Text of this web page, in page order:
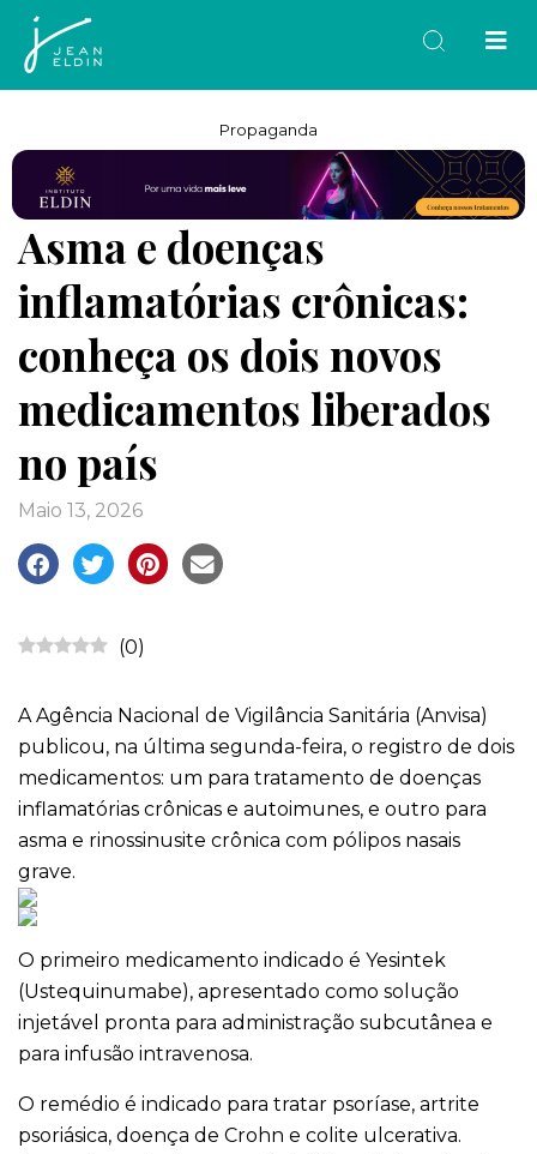
Propaganda
Asma e doenças
inflamatórias crônicas:
conheça os dois novos
medicamentos liberados
no país
maio 13, 2026
(0)
A Agência Nacional de Vigilância Sanitária (Anvisa)
publicou, na última segunda-feira, o registro de dois
medicamentos: um para tratamento de doenças
inflamatórias crônicas e autoimunes, e outro para
asma e rinossinusite crônica com pólipos nasais
grave.
O primeiro medicamento indicado é Yesintek
(Ustequinumabe), apresentado como solução
injetável pronta para administração subcutânea e
para infusão intravenosa.
O remédio é indicado para tratar psoríase, artrite
psoriásica, doença de Crohn e colite ulcerativa.